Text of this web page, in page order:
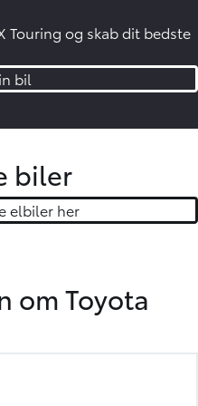
Touring og skab dit bedste
bil
biler
elbiler her
om Toyota